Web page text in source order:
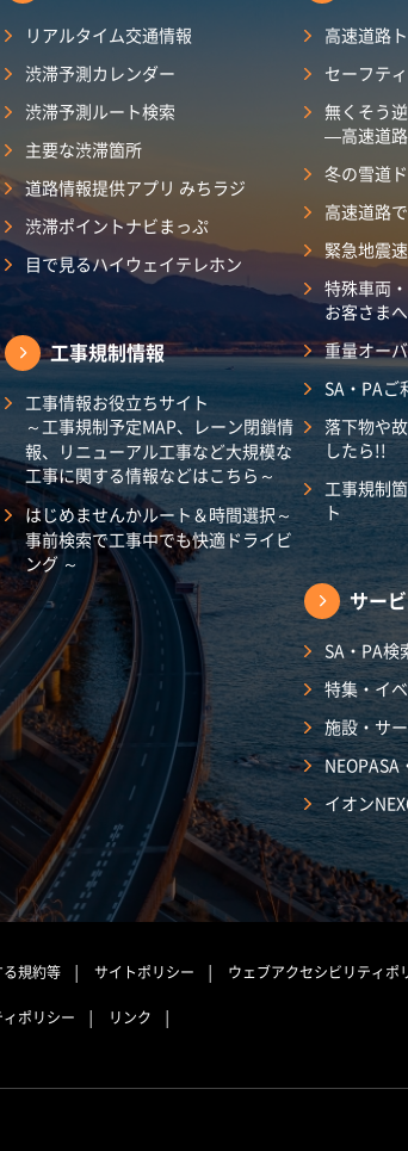
リアルタイム交通情報
渋滞予測カレンダー​
渋滞予測ルート検索
主要な渋滞箇所
道路情報提供アプリ みちラジ
渋滞ポイントナビまっぷ
目で見るハイウェイテレホン
工事規制情報
工事情報お役立ちサイト
～工事規制予定MAP、レーン閉鎖情
報、リニューアル工事など大規模な
工事に関する情報などはこちら～
はじめませんかルート＆時間選択～
事前検索で工事中でも快適ドライビ
ング ～
高速道路
セーフテ
無くそう
―高速道
冬の雪道
高速道路
緊急地震
特殊車両
お客さまへ
重量オー
SA・PAご
落下物や
したら!!
工事規制
ト
サー
SA・PA検
特集・イ
施設・サ
NEOPASA
イオン
規約等 サイトポリシー ウェブアクセシビリティポ
ポリシー リンク